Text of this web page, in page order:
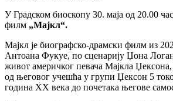
У Градском биоскопу 30. маја од 20.00
филм „Мајкл“.
Мајкл је биографско-драмски филм из
Антоана Фукуе, по сценарију Џона
живот америчког певача Мајкла Џексона,
од његовог учешћа у групи Џексон 5
година XX века до почетака његове